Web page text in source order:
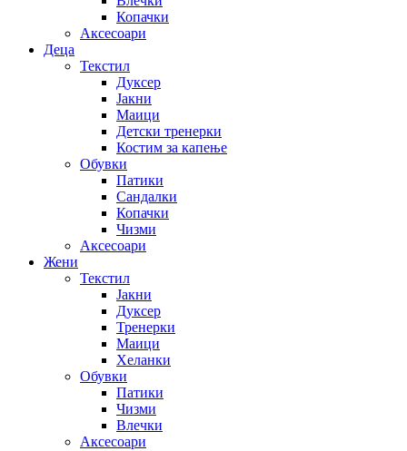
Копачки
Аксесоари
Деца
Текстил
Дуксер
Јакни
Маици
Детски тренерки
Костим за капење
Обувки
Патики
Сандалки
Копачки
Чизми
Аксесоари
Жени
Текстил
Јакни
Дуксер
Тренерки
Маици
Хеланки
Обувки
Патики
Чизми
Влечки
Аксесоари